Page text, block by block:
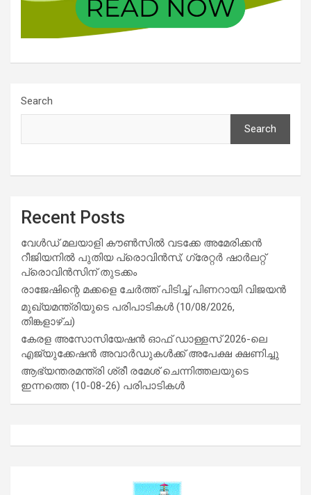
Search
Search
Recent Posts
വേൾഡ് മലയാളി കൗൺസിൽ വടക്കേ അമേരിക്കൻ
റീജിയനിൽ പുതിയ പ്രൊവിൻസ്; ഗ്രേറ്റർ ഷാർലറ്റ്
പ്രൊവിൻസിന് തുടക്കം
രാജേഷിന്റെ മക്കളെ ചേർത്ത് പിടിച്ച് പിണറായി വിജയൻ
മുഖ്യമന്ത്രിയുടെ പരിപാടികൾ (10/08/2026,
തിങ്കളാഴ്ച)
കേരള അസോസിയേഷൻ ഓഫ് ഡാള്ളസ് 2026-ലെ
എജ്യുക്കേഷൻ അവാർഡുകൾക്ക് അപേക്ഷ ക്ഷണിച്ചു
ആഭ്യന്തരമന്ത്രി ശ്രീ രമേശ് ചെന്നിത്തലയുടെ
ഇന്നത്തെ (10-08-26) പരിപാടികൾ